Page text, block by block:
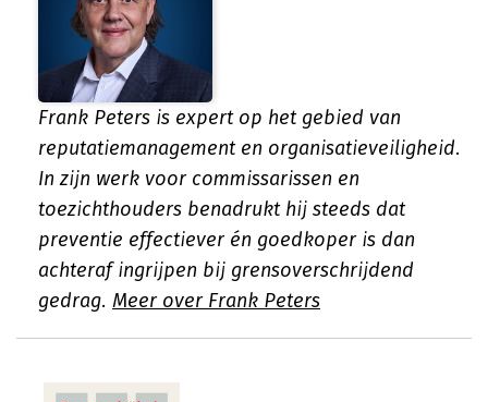
Frank Peters is expert op het gebied van
reputatiemanagement en organisatieveiligheid.
In zijn werk voor commissarissen en
toezichthouders benadrukt hij steeds dat
preventie effectiever én goedkoper is dan
achteraf ingrijpen bij grensoverschrijdend
gedrag. Meer over Frank Peters